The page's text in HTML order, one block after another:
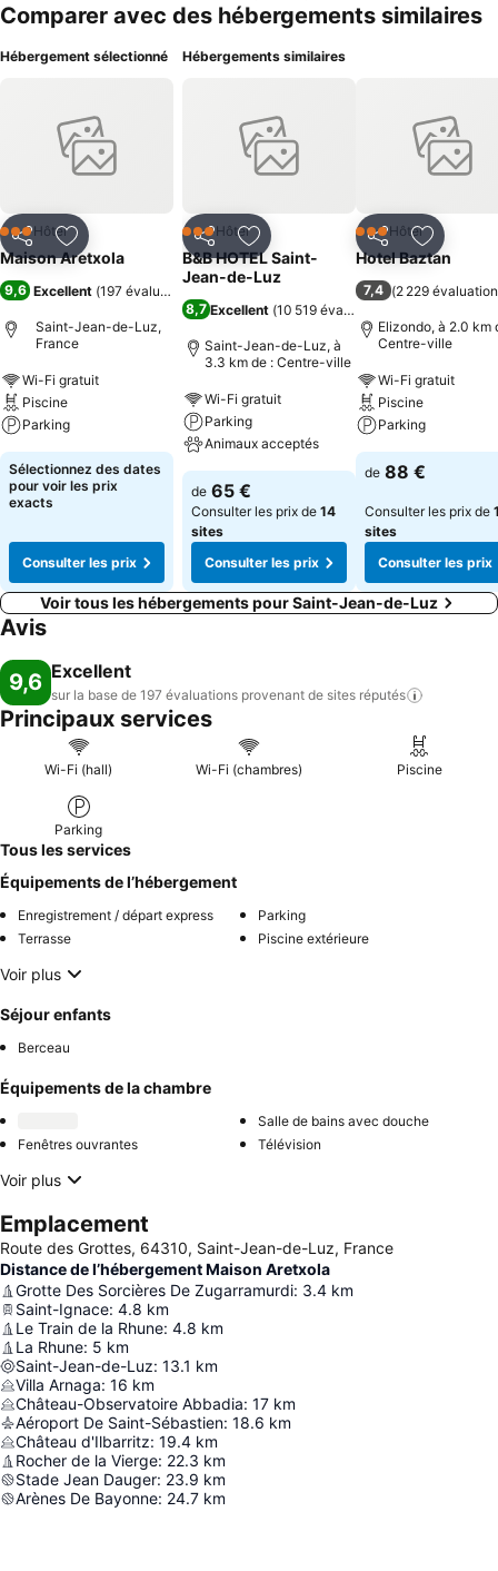
Comparer avec des hébergements similaires
Hébergement sélectionné
PartagerAjouter à mes favoris
3 ÉtoilesHôtel
Maison Aretxola
9,6 Excellent (197 évaluations
Saint-Jean-de-Luz,
France
Wi-Fi gratuit
Piscine
Parking
Sélectionnez des dates
pour voir les prix
exacts
Consulter les prix
Hébergements similaires
PartagerAjouter à mes favoris
3 ÉtoilesHôtel
B&B HOTEL Saint-
Jean-de-Luz
8,7 Excellent (10 519 évaluations
Saint-Jean-de-Luz, à
3.3 km de : Centre-ville
Wi-Fi gratuit
Parking
Animaux acceptés
de 65 €
Consulter les prix de 14
sites
Consulter les prix
PartagerAjouter
3 ÉtoilesHôtel
Hotel Baztan
7,4 (2 229
Elizondo, à 2.0 km
Centre-ville
Wi-Fi gratuit
Piscine
Parking
de 88 €
Consulter les prix de
sites
Consulter les prix
Voir tous les hébergements pour Saint-Jean-de-Luz
Avis
9,6 Excellent
sur la base de 197 évaluations provenant de sites réputés
Principaux services
Wi-Fi (hall) Wi-Fi (chambres) Piscine
Parking
Tous les services
Équipements de l’hébergement
Enregistrement / départ express
Parking
Terrasse
Piscine extérieure
Voir plus
Séjour enfants
Berceau
Équipements de la chambre
Salle de bains avec douche
Fenêtres ouvrantes
Télévision
Voir plus
Emplacement
Route des Grottes, 64310, Saint-Jean-de-Luz, France
Distance de l’hébergement Maison Aretxola
Grotte Des Sorcières De Zugarramurdi: 3.4 km
Saint-Ignace: 4.8 km
Le Train de la Rhune: 4.8 km
La Rhune: 5 km
Saint-Jean-de-Luz: 13.1 km
Villa Arnaga: 16 km
Château-Observatoire Abbadia: 17 km
Aéroport De Saint-Sébastien: 18.6 km
Château d'Ilbarritz: 19.4 km
Rocher de la Vierge: 22.3 km
Stade Jean Dauger: 23.9 km
Arènes De Bayonne: 24.7 km